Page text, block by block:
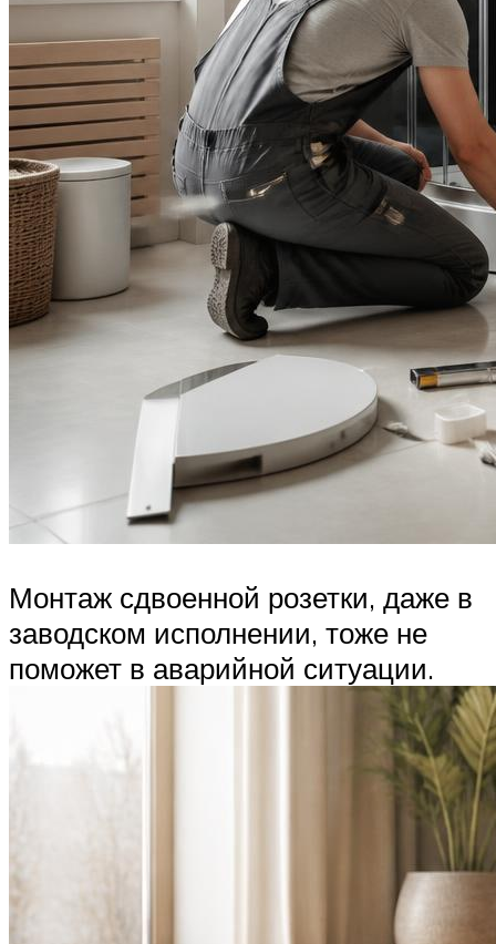
Монтаж сдвоенной розетки, даже в
заводском исполнении, тоже не
поможет в аварийной ситуации.